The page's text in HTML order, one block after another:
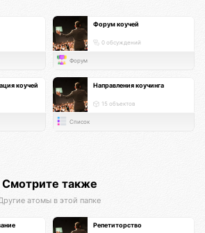
Форум коучей
0 обсуждений
Форум
коучей Направления коучинга
15 объектов
Список
Смотрите также
атомы в этой папке
Репетиторство